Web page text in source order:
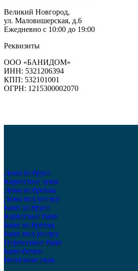
Великий Новгород,
ул. Маловишерская, д.6
Ежедневно с 10:00 до 19:00
Реквизиты
ООО «БАНИДОМ»
ИНН: 5321206394
КПП: 532101001
ОГРН: 1215300002070
Дома из бруса
Каркасные дома
Дома из бревна
Дома под усадку
Бани из бруса
Каркасные бани
Бани из бревна
Бани под усадку
Перевозные бани
Бани-бочки
Винтовые сваи